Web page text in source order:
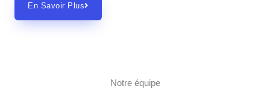
En Savoir Plus
Notre équipe